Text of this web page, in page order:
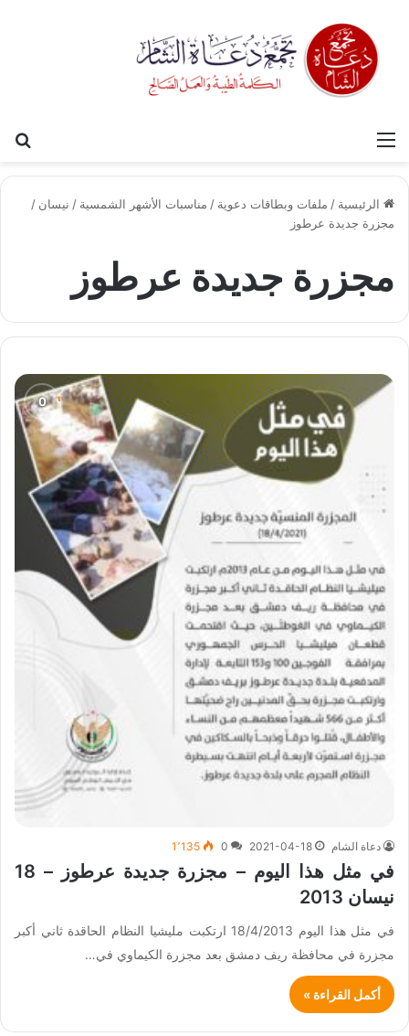
القائمة
الرئيسية / ملفات وبطاقات دعوية / مناسبات الأشهر الشمسية / نيسان /
مجزرة جديدة عرطوز
مجزرة جديدة عرطوز
دعاة الشام 2021-04-18
0 1٬135
في مثل هذا اليوم – مجزرة جديدة عرطوز – 18
نيسان 2013
في مثل هذا اليوم 18/4/2013 ارتكبت مليشيا النظام الحاقدة ثاني أكبر
مجزرة في محافظة ريف دمشق بعد مجزرة الكيماوي في…
أكمل القراءة »